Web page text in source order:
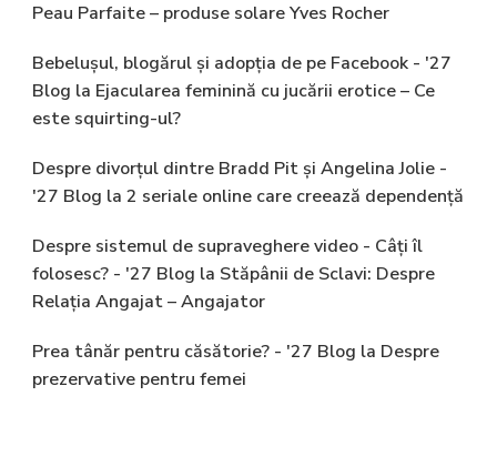
Peau Parfaite – produse solare Yves Rocher
Bebelușul, blogărul și adopția de pe Facebook - '27
Blog la Ejacularea feminină cu jucării erotice – Ce
este squirting-ul?
Despre divorțul dintre Bradd Pit și Angelina Jolie -
'27 Blog la 2 seriale online care creează dependență
Despre sistemul de supraveghere video - Câți îl
folosesc? - '27 Blog la Stăpânii de Sclavi: Despre
Relația Angajat – Angajator
Prea tânăr pentru căsătorie? - '27 Blog la Despre
prezervative pentru femei